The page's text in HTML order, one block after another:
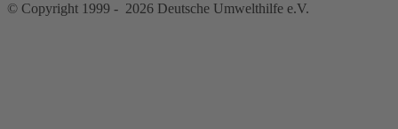
© Copyright 1999 - 2026 Deutsche Umwelthilfe e.V.